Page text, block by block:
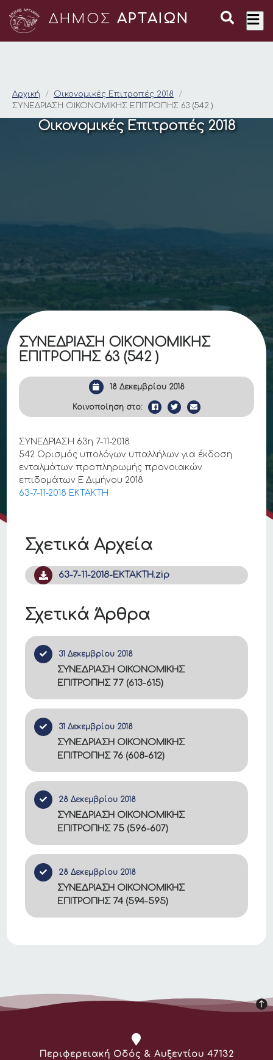
ΔΗΜΟΣ ΑΡΤΑΙΩΝ
ΣΥΝΕΔΡΙΑΣΗ
Αρχική
Οικονομικές Επιτροπές 2018
ΣΥΝΕΔΡΙΑΣΗ ΟΙΚΟΝΟΜΙΚΗΣ ΕΠΙΤΡΟΠΗΣ 63 (542 )
Οικονομικές Επιτροπές 2018
Σχετικά Αρχεία
63-7-11-2018-ΕΚΤΑΚΤΗ.zip
Σχετικά Άρθρα
31 Δεκεμβρίου 2018
ΣΥΝΕΔΡΙΑΣΗ ΟΙΚΟΝΟΜΙΚΗΣ
ΕΠΙΤΡΟΠΗΣ 77 (613-615)
31 Δεκεμβρίου 2018
ΣΥΝΕΔΡΙΑΣΗ ΟΙΚΟΝΟΜΙΚΗΣ
ΕΠΙΤΡΟΠΗΣ 76 (608-612)
28 Δεκεμβρίου 2018
ΣΥΝΕΔΡΙΑΣΗ ΟΙΚΟΝΟΜΙΚΗΣ
ΕΠΙΤΡΟΠΗΣ 75 (596-607)
28 Δεκεμβρίου 2018
ΣΥΝΕΔΡΙΑΣΗ ΟΙΚΟΝΟΜΙΚΗΣ
ΕΠΙΤΡΟΠΗΣ 74 (594-595)
ΣΥΝΕΔΡΙΑΣΗ ΟΙΚΟΝΟΜΙΚΗΣ
ΕΠΙΤΡΟΠΗΣ 63 (542 )
18 Δεκεμβρίου 2018
Κοινοποίηση στο:
ΣΥΝΕΔΡΙΑΣΗ 63η 7-11-2018
542 Ορισμός υπολόγων υπαλλήλων για έκδοση
ενταλμάτων προπληρωμής προνοιακών
επιδομάτων Ε Διμήνου 2018
63-7-11-2018 ΕΚΤΑΚΤΗ
Διεύθυνση:
Περιφερειακή Οδός & Αυξεντίου 47132